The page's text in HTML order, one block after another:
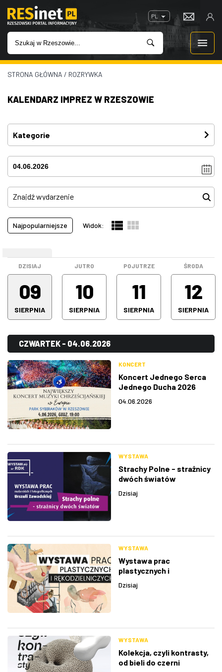
PL
WIADOMOŚCI
INWESTYCJE
IMPREZY
ROZRYWKA
W KINACH
GASTRONOMIA
W RZESZOWIE
STRONA GŁÓWNA / ROZRYWKA
KALENDARZ IMPREZ W RZESZOWIE
Kategorie
Festiwal
(3)
(4)
Koncerty
(80)
Pokazy filmowe
Spotkanie
(0)
Warsztaty
(0)
Wszystkie kategorie
(191)
Najpopularniejsze Widok:
DZISIAJ
09
SIERPNIA
JUTRO
10
SIERPNIA
POJUTRZE
11
SIERPNIA
ŚRODA
12
SIERPNIA
CZWARTEK - 04.06.2026
KONCERT
Koncert Jednego Serca
Jednego Ducha 2026
04.06.2026
WYSTAWA
Strachy Polne - strażnicy
dwóch światów
Dzisiaj
WYSTAWA
Wystawa prac
plastycznych i
Dzisiaj
WYSTAWA
Kolekcja, czyli kontrasty,
od bieli do czerni